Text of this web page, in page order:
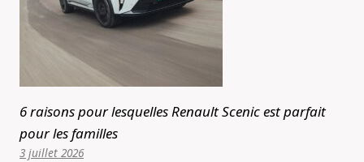
6 raisons pour lesquelles Renault Scenic est parfait
pour les familles
3 juillet 2026